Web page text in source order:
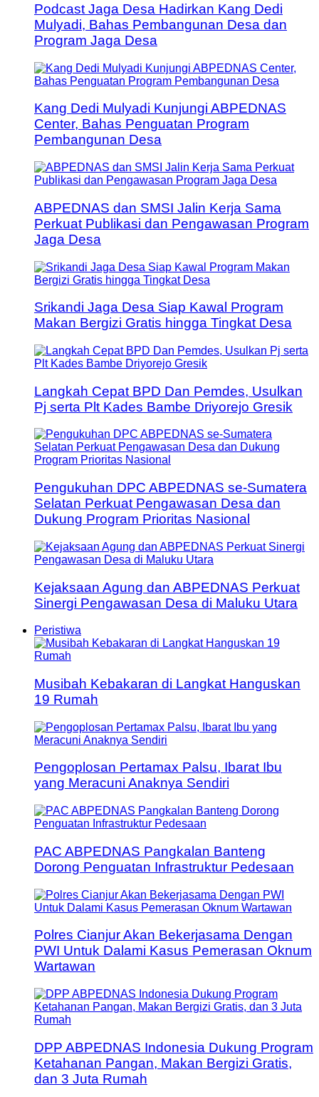
Podcast Jaga Desa Hadirkan Kang Dedi
Mulyadi, Bahas Pembangunan Desa dan
Program Jaga Desa
Kang Dedi Mulyadi Kunjungi ABPEDNAS
Center, Bahas Penguatan Program
Pembangunan Desa
ABPEDNAS dan SMSI Jalin Kerja Sama
Perkuat Publikasi dan Pengawasan Program
Jaga Desa
Srikandi Jaga Desa Siap Kawal Program
Makan Bergizi Gratis hingga Tingkat Desa
Langkah Cepat BPD Dan Pemdes, Usulkan
Pj serta Plt Kades Bambe Driyorejo Gresik
Pengukuhan DPC ABPEDNAS se-Sumatera
Selatan Perkuat Pengawasan Desa dan
Dukung Program Prioritas Nasional
Kejaksaan Agung dan ABPEDNAS Perkuat
Sinergi Pengawasan Desa di Maluku Utara
Peristiwa
Musibah Kebakaran di Langkat Hanguskan
19 Rumah
Pengoplosan Pertamax Palsu, Ibarat Ibu
yang Meracuni Anaknya Sendiri
PAC ABPEDNAS Pangkalan Banteng
Dorong Penguatan Infrastruktur Pedesaan
Polres Cianjur Akan Bekerjasama Dengan
PWI Untuk Dalami Kasus Pemerasan Oknum
Wartawan
DPP ABPEDNAS Indonesia Dukung Program
Ketahanan Pangan, Makan Bergizi Gratis,
dan 3 Juta Rumah